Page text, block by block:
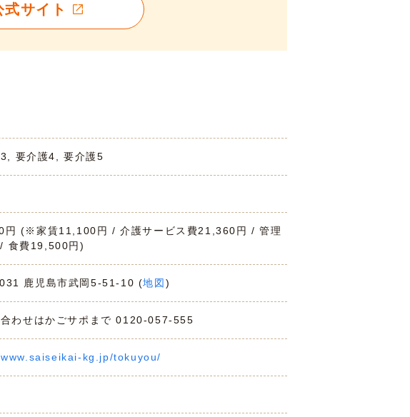
式サイト
要介護4, 要介護5
円 (※家賃11,100円 / 介護サービス費21,360円 / 管理
食費19,500円)
鹿児島市武岡5-51-10 (地図 )
合わせはかごサポまで 0120-057-555
kg.jp/tokuyou/